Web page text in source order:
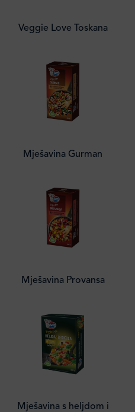
Veggie Love Toskana
Mješavina Gurman
Mješavina Provansa
Mješavina s heljdom i